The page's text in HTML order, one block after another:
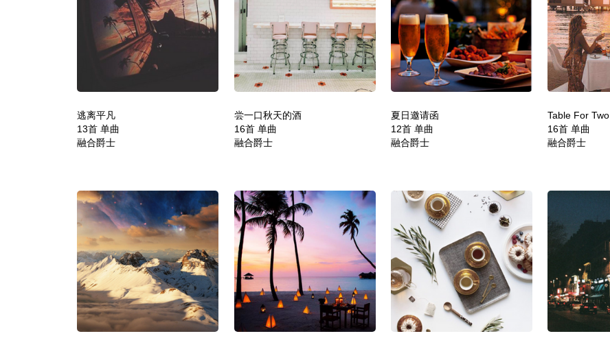
逃离平凡
13首 单曲
融合爵士
尝一口秋天的酒
16首 单曲
融合爵士
夏日邀请函
12首 单曲
融合爵士
Table For Two
16首 单曲
融合爵士